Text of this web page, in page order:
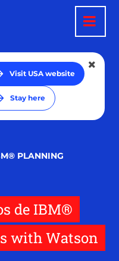
Visit USA website
Stay here
PLANNING
de IBM®
with Watson